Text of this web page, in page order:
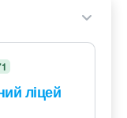
ліцей